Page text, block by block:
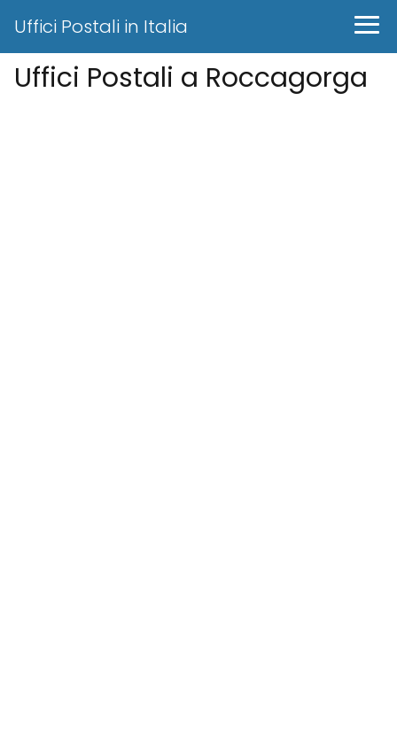
Uffici Postali in Italia
Uffici Postali a Roccagorga